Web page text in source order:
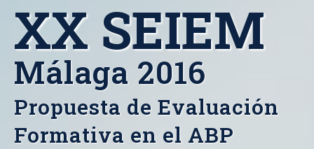
XX SEIEM
Málaga 2016
Propuesta de Evaluación
Formativa en el ABP